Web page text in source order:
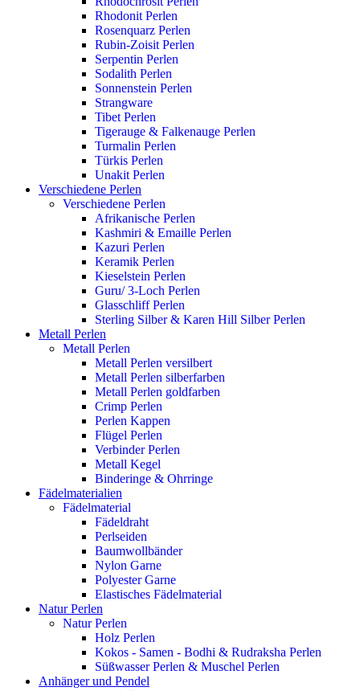
Rhodonit Perlen
Rosenquarz Perlen
Rubin-Zoisit Perlen
Serpentin Perlen
Sodalith Perlen
Sonnenstein Perlen
Strangware
Tibet Perlen
Tigerauge & Falkenauge Perlen
Turmalin Perlen
Türkis Perlen
Unakit Perlen
Verschiedene Perlen
Verschiedene Perlen
Afrikanische Perlen
Kashmiri & Emaille Perlen
Kazuri Perlen
Keramik Perlen
Kieselstein Perlen
Guru/ 3-Loch Perlen
Glasschliff Perlen
Sterling Silber & Karen Hill Silber Perlen
Metall Perlen
Metall Perlen
Metall Perlen versilbert
Metall Perlen silberfarben
Metall Perlen goldfarben
Crimp Perlen
Perlen Kappen
Flügel Perlen
Verbinder Perlen
Metall Kegel
Binderinge & Ohrringe
Fädelmaterialien
Fädelmaterial
Fädeldraht
Perlseiden
Baumwollbänder
Nylon Garne
Polyester Garne
Elastisches Fädelmaterial
Natur Perlen
Natur Perlen
Holz Perlen
Kokos - Samen - Bodhi & Rudraksha Perlen
Süßwasser Perlen & Muschel Perlen
Anhänger und Pendel